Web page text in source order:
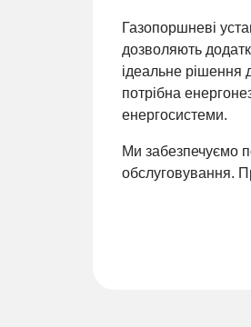
Газопоршневі
дозволяють
ідеальне рішення
потрібна
енергосистеми.
Ми забезпечуємо
обслуговування.